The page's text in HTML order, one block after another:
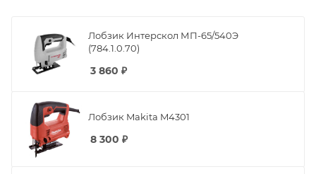
Лобзик Интерскол МП-65/540Э
(784.1.0.70)
3 860 ₽
Лобзик Makita M4301
8 300 ₽